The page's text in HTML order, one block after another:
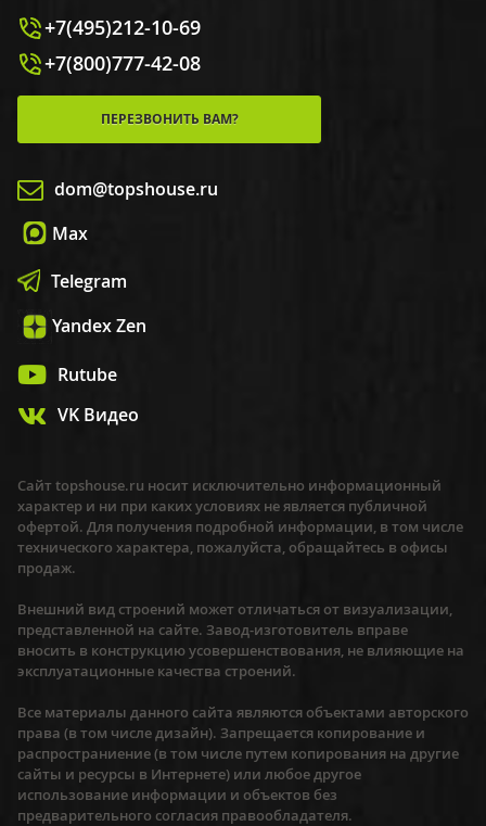
+7(495)212-10-69
+7(800)777-42-08
ПЕРЕЗВОНИТЬ ВАМ?
dom@topshouse.ru
Max
Telegram
Yandex Zen
Rutube
VK Видео
Сайт topshouse.ru носит исключительно информационный
характер и ни при каких условиях не является публичной
офертой. Для получения подробной информации, в том числе
технического характера, пожалуйста, обращайтесь в офисы
продаж.
Внешний вид строений может отличаться от визуализации,
представленной на сайте. Завод-изготовитель вправе
вносить в конструкцию усовершенствования, не влияющие на
эксплуатационные качества строений.
Все материалы данного сайта являются объектами авторского
права (в том числе дизайн). Запрещается копирование и
распространиение (в том числе путем копирования на другие
сайты и ресурсы в Интернете) или любое другое
использование информации и объектов без
предварительного согласия правообладателя.